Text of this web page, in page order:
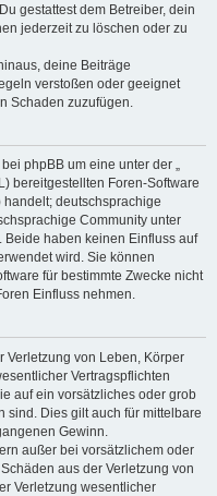
gestattest dem Betreiber, dein
jederzeit zu löschen oder zu
deine Beiträge
verstoßen oder geeignet
Schaden zuzufügen.
phpBB um eine unter der „
bereitgestellten Foren-Software
deutschsprachige
Community unter
Beide haben keinen Einfluss auf
wird. Sie können
für bestimmte Zwecke nicht
Einfluss nehmen.
Verletzung von Leben, Körper
Vertragspflichten
auf ein vorsätzliches oder grob
sind. Dies gilt auch für mittelbare
Gewinn.
außer bei vorsätzlichem oder
aus der Verletzung von
Verletzung wesentlicher